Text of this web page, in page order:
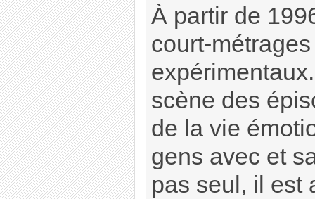
À partir de
court-
scène des
de la vie
gens avec et
pas seul, il est